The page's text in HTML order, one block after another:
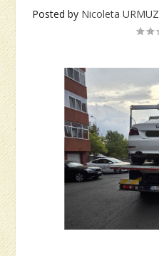
Posted by Nicoleta URMUZ